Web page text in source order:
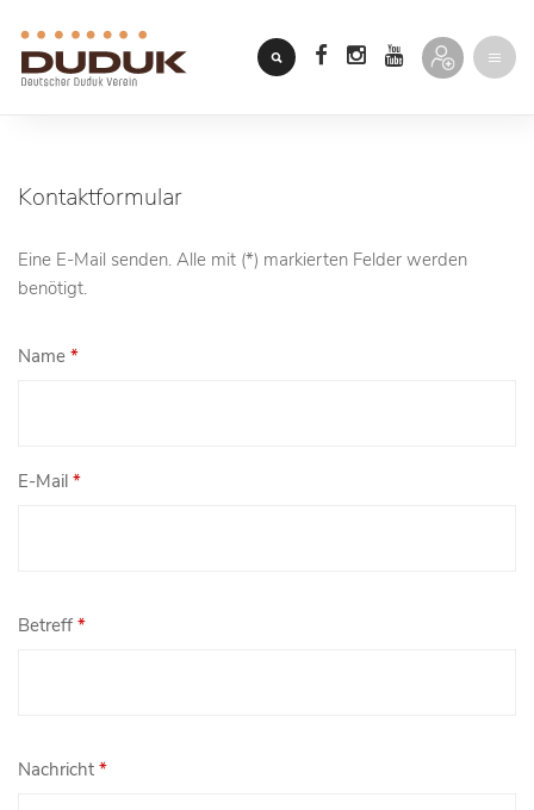
Kontaktformular
Eine E-Mail senden. Alle mit (*) markierten Felder werden
benötigt.
Name *
E-Mail *
Betreff *
Nachricht *